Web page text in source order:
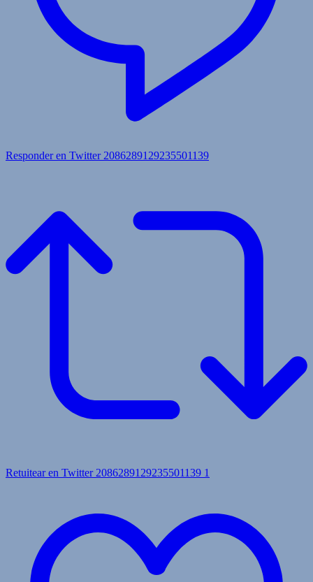
Responder en Twitter 2086289129235501139
Retuitear en Twitter 2086289129235501139 1